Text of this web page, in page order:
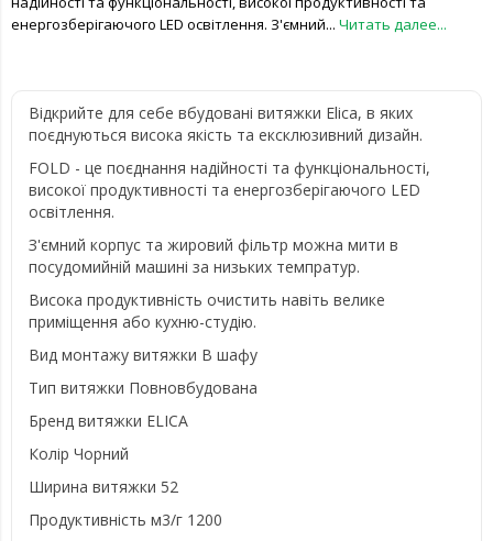
енергозберігаючого LED освітлення. З'ємний... Читать далее...
Відкрийте для себе вбудовані витяжки Elica, в яких
поєднуються висока якість та ексклюзивний дизайн.
FOLD - це поєднання надійності та функціональності,
високої продуктивності та енергозберігаючого LED
освітлення.
З'ємний корпус та жировий фільтр можна мити в
посудомийній машині за низьких темпратур.
Висока продуктивність очистить навіть велике
приміщення або кухню-студію.
Вид монтажу витяжки В шафу
Тип витяжки Повновбудована
Бренд витяжки ELICA
Колір Чорний
Ширина витяжки 52
Продуктивність м3/г 1200